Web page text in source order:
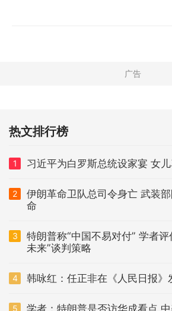
热文排行榜
1 习近平为白罗斯总统设家宴 女
2
伊朗革命卫队总司令身亡 武装
命
3
特朗普称“中国不易对付” 学者
未来”谈判策略
4 韩咏红：任正非在《人民日报》
5
学者：特朗普是否访华成看点